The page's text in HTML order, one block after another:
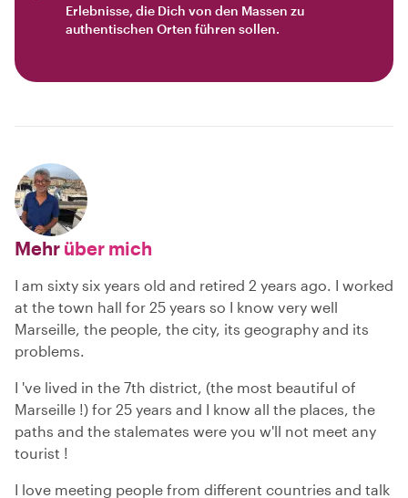
Erlebnisse, die Dich von den Massen zu
authentischen Orten führen sollen.
Mehr über mich
I am sixty six years old and retired 2 years ago. I worked
at the town hall for 25 years so I know very well
Marseille, the people, the city, its geography and its
problems.
I 've lived in the 7th district, (the most beautiful of
Marseille !) for 25 years and I know all the places, the
paths and the stalemates were you w'll not meet any
tourist !
I love meeting people from different countries and talk